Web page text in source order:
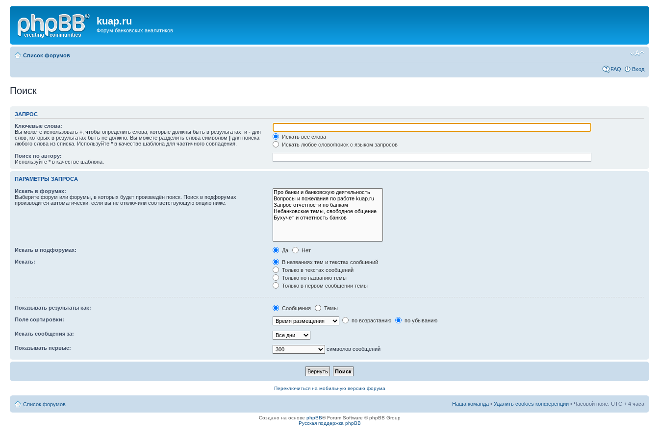
kuap.ru
Форум банковских аналитиков
Список форумов
FAQ Вход
Поиск
ЗАПРОС
Ключевые слова:
Вы можете использовать + , чтобы определить слова, которые должны быть в результатах, и - для
слов, которых в результатах быть не должно. Вы можете разделить слова символом | для поиска
любого слова из списка. Используйте * в качестве шаблона для частичного совпадения.
Искать все слова
Искать любое слово/поиск с языком запросов
Поиск по автору:
Используйте * в качестве шаблона.
ПАРАМЕТРЫ ЗАПРОСА
Искать в форумах:
Выберите форум или форумы, в которых будет произведён поиск. Поиск в подфорумах
производится автоматически, если вы не отключили соответствующую опцию ниже.
Искать в подфорумах: Да
Нет
Искать:
В названиях тем и текстах сообщений
Только в текстах сообщений
Только по названию темы
Только в первом сообщении темы
Показывать результаты как: Сообщения
Темы
Поле сортировки:
по возрастанию по убыванию
Искать сообщения за:
Показывать первые: символов сообщений
Переключиться на мобильную версию форума
Список форумов Наша команда • Удалить cookies конференции • Часовой пояс: UTC + 4 часа
Создано на основе phpBB® Forum Software © phpBB Group
Русская поддержка phpBB